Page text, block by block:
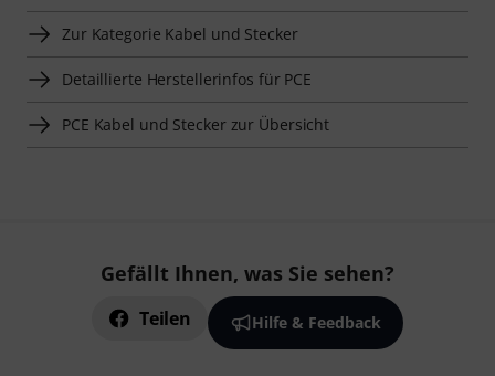
Zur Kategorie Kabel und Stecker
Detaillierte Herstellerinfos für PCE
PCE Kabel und Stecker zur Übersicht
Gefällt Ihnen, was Sie sehen?
Teilen Hilfe & Feedback